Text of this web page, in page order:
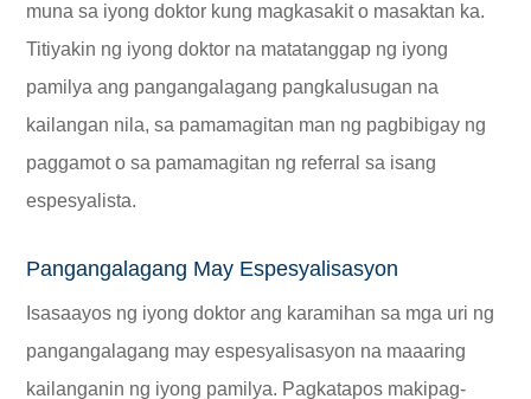
muna sa iyong doktor kung magkasakit o masaktan ka.
Titiyakin ng iyong doktor na matatanggap ng iyong
pamilya ang pangangalagang pangkalusugan na
kailangan nila, sa pamamagitan man ng pagbibigay ng
paggamot o sa pamamagitan ng referral sa isang
espesyalista.
Pangangalagang May Espesyalisasyon
Isasaayos ng iyong doktor ang karamihan sa mga uri ng
pangangalagang may espesyalisasyon na maaaring
kailanganin ng iyong pamilya. Pagkatapos makipag-